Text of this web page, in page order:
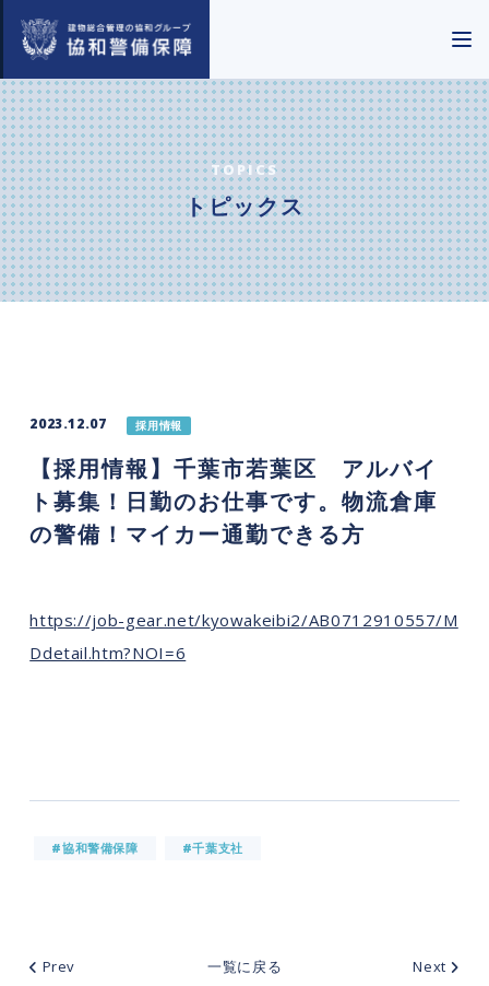
TOPICS
トピックス
2023.12.07 採用情報
【採用情報】千葉市若葉区 アルバイ
ト募集！日勤のお仕事です。物流倉庫
の警備！マイカー通勤できる方
https://job-gear.net/kyowakeibi2/AB0712910557/M
Ddetail.htm?NOI=6
#協和警備保障 #千葉支社
Prev 一覧に戻る Next